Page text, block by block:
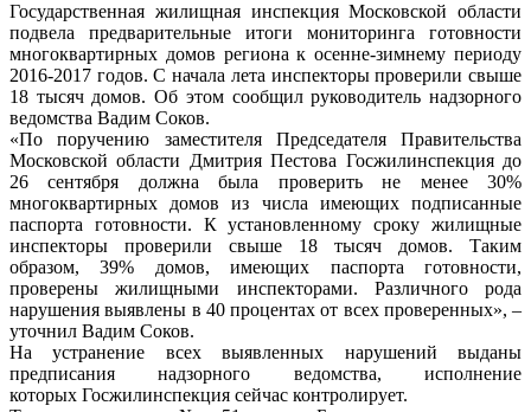
Государственная жилищная инспекция Московской области
подвела предварительные итоги мониторинга готовности
многоквартирных домов региона к осенне-зимнему периоду
2016-2017 годов. С начала лета инспекторы проверили свыше
18 тысяч домов. Об этом сообщил руководитель надзорного
ведомства Вадим Соков.
«По поручению заместителя Председателя Правительства
Московской области Дмитрия Пестова Госжилинспекция до
26 сентября должна была проверить не менее 30%
многоквартирных домов из числа имеющих подписанные
паспорта готовности. К установленному сроку жилищные
инспекторы проверили свыше 18 тысяч домов. Таким
образом, 39% домов, имеющих паспорта готовности,
проверены жилищными инспекторами. Различного рода
нарушения выявлены в 40 процентах от всех проверенных», –
уточнил Вадим Соков.
На устранение всех выявленных нарушений выданы
предписания надзорного ведомства, исполнение
которых Госжилинспекция сейчас контролирует.